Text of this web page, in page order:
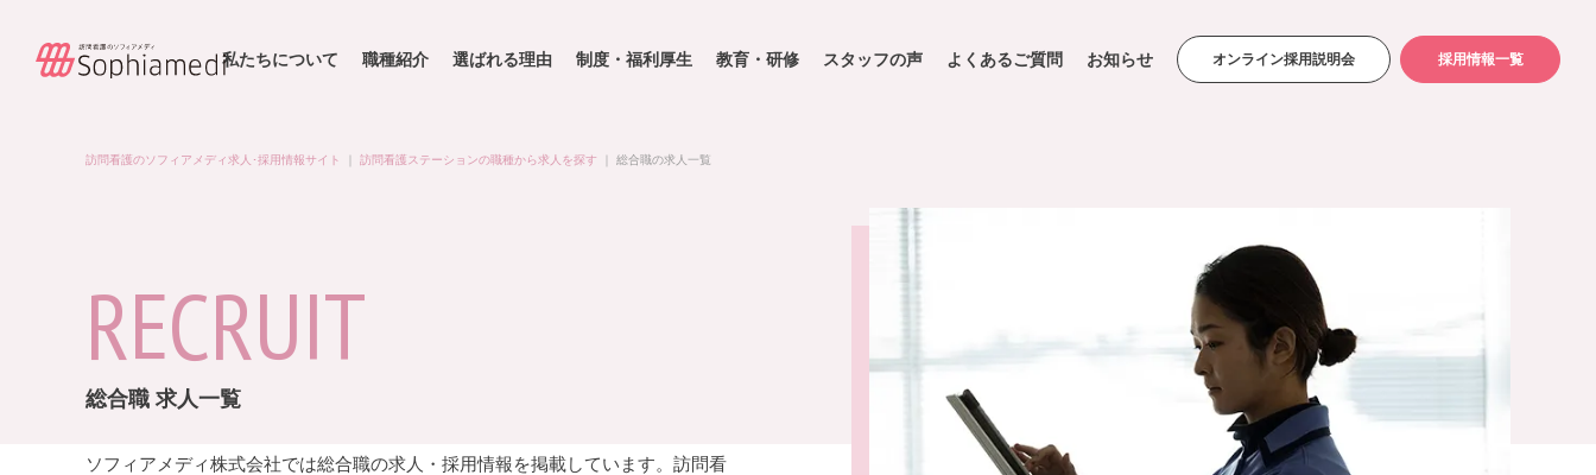
私たちについて 職種紹介 選ばれる理由 制度・福利厚生 教育・研修 スタッフの声 よくあるご質問 お知らせ オンライン採用説明会 採用情報一覧
訪問看護のソフィアメディ求人･採用情報サイト 訪問看護ステーションの職種から求人を探す 総合職の求人一覧
RECRUIT
総合職 求人一覧
ソフィアメディ株式会社では総合職の求人・採用情報を掲載しています。訪問看